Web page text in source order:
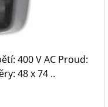
400 V AC Proud:
48 x 74 ..